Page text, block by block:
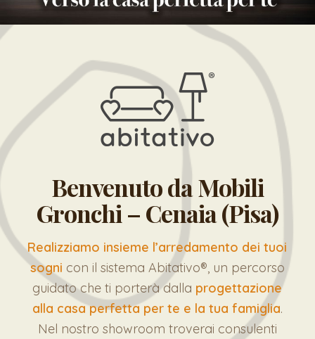
Benvenuto da Mobili
Gronchi – Cenaia (Pisa)
Realizziamo insieme l’arredamento dei tuoi
sogni con il sistema Abitativo®, un percorso
guidato che ti porterà dalla progettazione
alla casa perfetta per te e la tua famiglia.
Nel nostro showroom troverai consulenti